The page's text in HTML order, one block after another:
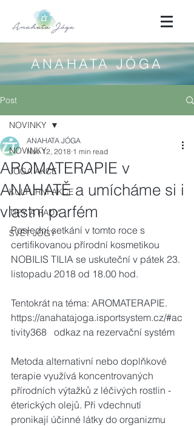
ANAHATA JÓGA
Post
NOVINKY
JÓGA AKCE
KULTURNÍ AKCE
TIPY A RADY
SVĚT JÓGY
NOVINKY
AROMATERAPIE v
ANAHATĚ a umícháme si i
vlastní parfém
ANAHATA JÓGA
Nov 12, 2018 1 min read
Poslední setkání v tomto roce s
certifikovanou přírodní kosmetikou
NOBILIS TILIA se uskuteční v pátek 23.
listopadu 2018 od 18.00 hod.
Tentokrát na téma: AROMATERAPIE.
https://anahatajoga.isportsystem.cz/#ac
tivity368   odkaz na rezervační systém
Metoda alternativní nebo doplňkové
terapie využívá koncentrovaných
přírodních výtažků z léčivých rostlin -
éterických olejů. Při vdechnutí
pronikají účinné látky do organizmu